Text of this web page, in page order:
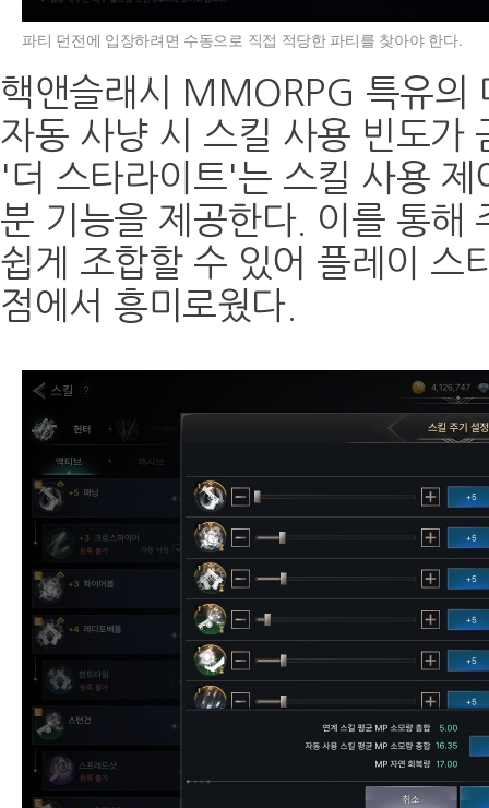
파티 던전에 입장하려면 수동으로 직접 적당한 파티를 찾아야 한다.
핵앤슬래시 MMORPG 특유의
자동 사냥 시 스킬 사용 빈도가
'더 스타라이트'는 스킬 사용 제
분 기능을 제공한다. 이를 통해
쉽게 조합할 수 있어 플레이 스
점에서 흥미로웠다.